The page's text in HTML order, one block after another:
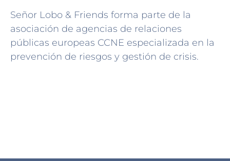
Señor Lobo & Friends forma parte de la
asociación de agencias de relaciones
públicas europeas CCNE especializada en la
prevención de riesgos y gestión de crisis.